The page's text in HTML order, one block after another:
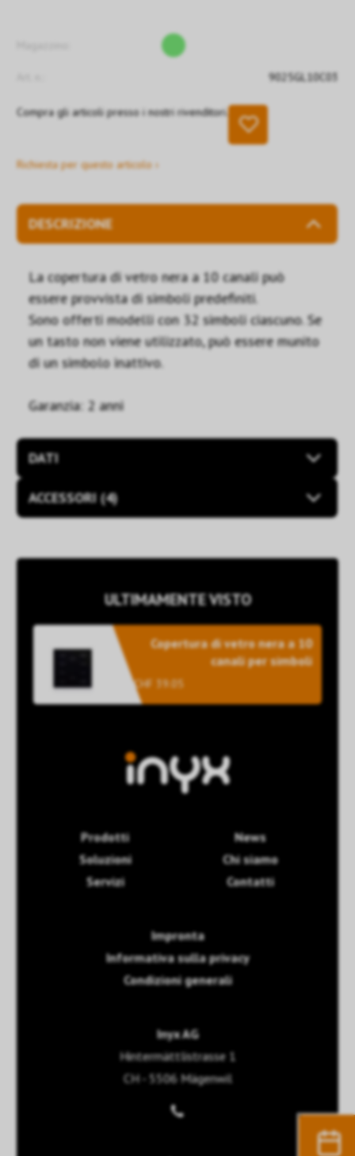
9025GL10C03
Compra gli articoli presso i nostri rivenditori.
Richiesta per questo articolo ›
DESCRIZIONE
La copertura di vetro nera a 10 canali può
essere provvista di simboli predefiniti.
Sono offerti modelli con 32 simboli ciascuno. Se
un tasto non viene utilizzato, può essere munito
di un simbolo inattivo.
Garanzia: 2 anni
DATI
ACCESSORI (4)
ULTIMAMENTE VISTO
Copertura di vetro nera a 10
canali per simboli
CHF 39.05
Prodotti
Soluzioni
Servizi
News
Chi siamo
Contatti
Impronta
Informativa sulla privacy
Condizioni generali
Inyx AG
Hintermättlistrasse 1
CH - 5506 Mägenwil